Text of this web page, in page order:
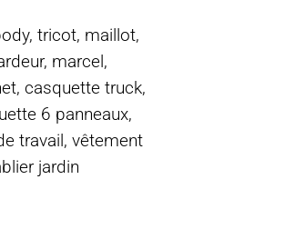
tricot, maillot,
marcel,
casquette truck,
6 panneaux,
travail, vêtement
jardin